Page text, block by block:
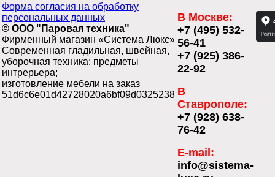
Форма согласия на обработку
персональных данных
© ООО "Паровая техника"
Фирменный магазин «Система Люкс»
Современная гладильная, швейная,
уборочная техника; предметы
интрерьера;
изготовление мебели на заказ
51d6c6e01d42728020a6bf09d0325238
В Москве:
+7 (495) 532-
56-41
+7 (925) 386-
22-92
В
Ставрополе:
+7 (928) 638-
76-42
E-mail:
info@sistema-